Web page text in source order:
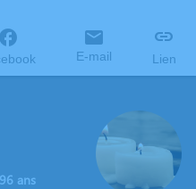
E-mail Lien
ans